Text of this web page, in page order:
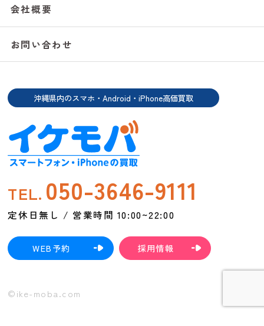
会社概要
お問い合わせ
沖縄県内のスマホ・Android・iPhone高価買取
TEL. 050-3646-9111
定休日無し / 営業時間 10:00~22:00
WEB予約 採用情報
©ike-moba.com